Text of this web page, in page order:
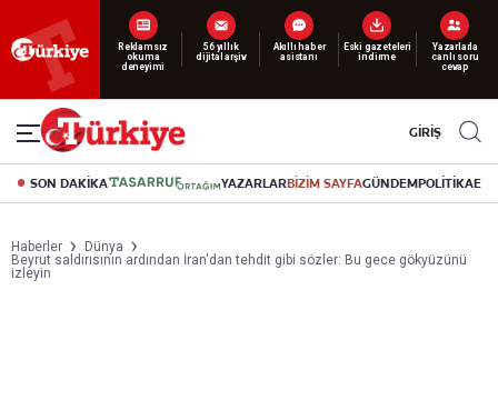
Yeni nesil dijital
abonelik 19 TL’den başlayan fiyatlarla.
GİRİŞ
SON DAKİKA YAZARLARBİZİM SAYFAGÜNDEMPOLİTİKA
Haberler
Dünya
Beyrut saldırısının ardından İran'dan tehdit gibi sözler: Bu gece gökyüzünü
izleyin